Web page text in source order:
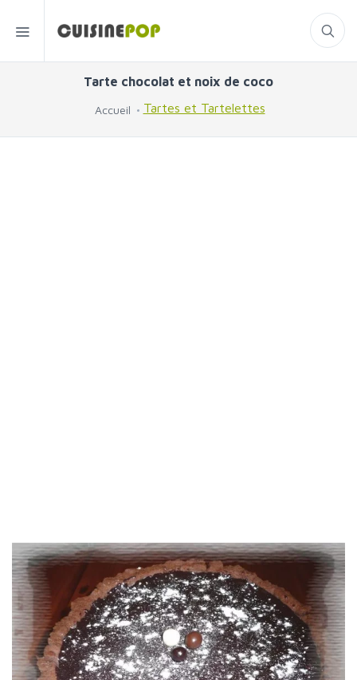
Tarte chocolat et noix de coco
Accueil Tartes et Tartelettes